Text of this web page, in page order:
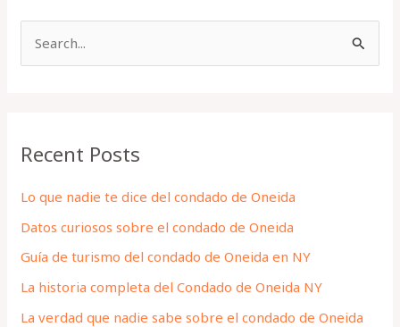
c
f
o
r
:
Recent Posts
Lo que nadie te dice del condado de Oneida
Datos curiosos sobre el condado de Oneida
Guía de turismo del condado de Oneida en NY
La historia completa del Condado de Oneida NY
La verdad que nadie sabe sobre el condado de Oneida